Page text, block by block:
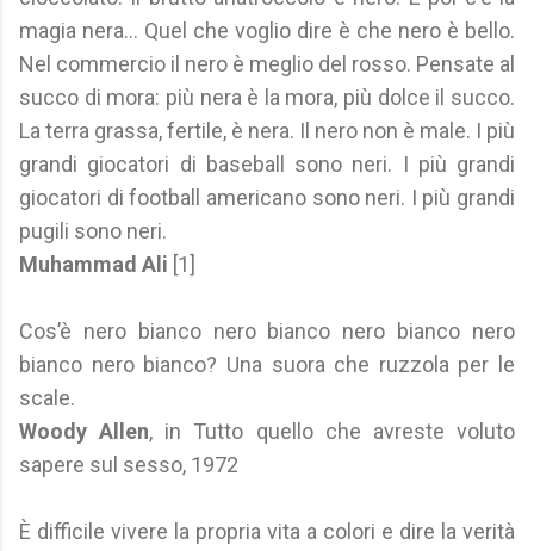
magia nera... Quel che voglio dire è che nero è bello.
Nel commercio il nero è meglio del rosso. Pensate al
succo di mora: più nera è la mora, più dolce il succo.
La terra grassa, fertile, è nera. Il nero non è male. I più
grandi giocatori di baseball sono neri. I più grandi
giocatori di football americano sono neri. I più grandi
pugili sono neri.
Muhammad Ali [1]
Cos’è nero bianco nero bianco nero bianco nero
bianco nero bianco? Una suora che ruzzola per le
scale.
Woody Allen, in Tutto quello che avreste voluto
sapere sul sesso, 1972
È difficile vivere la propria vita a colori e dire la verità